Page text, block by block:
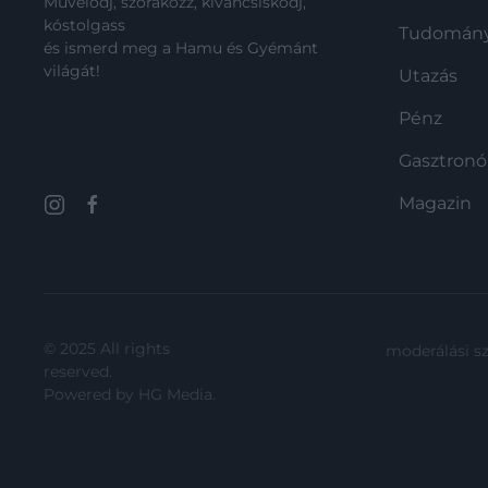
kóstolgass
és ismerd meg a Hamu és Gyémánt
világát!
Utazás
Pénz
Magazin
© 2025 All rights
reserved.
Powered by HG Media.
moderálási